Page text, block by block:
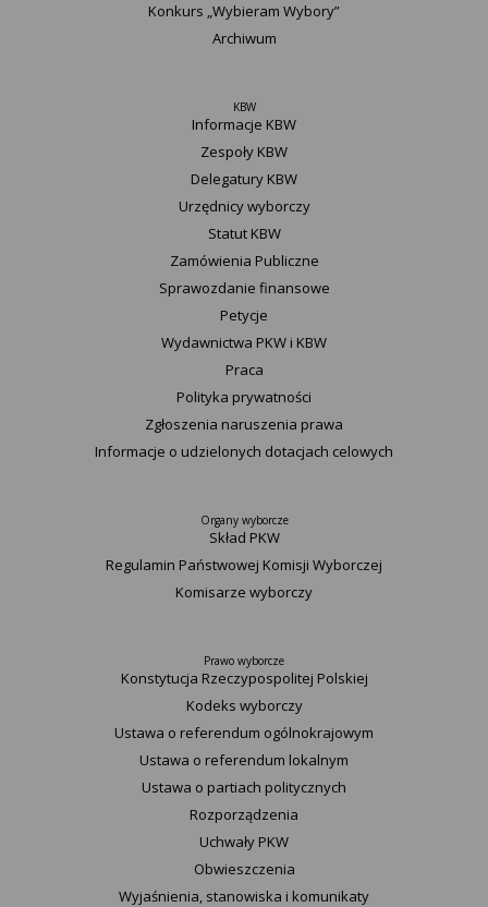
Konkurs „Wybieram Wybory”
Archiwum
KBW
Informacje KBW
Zespoły KBW
Delegatury ​KBW
Urzędnicy wyborczy
Statut K​BW
Zamówienia Publiczne
Sprawozdanie finansowe
Petycje
Wydawnictwa PKW i KBW
Praca
Polityka prywatności
Zgłoszenia naruszenia prawa
Informacje o udzielonych dotacjach celowych
Organy wyborcze
Skład PKW
Regulamin Państwowej Komisji Wyborczej
Komisarze wyborczy
Prawo wyborcze
Konstytucja Rzeczypospolitej Polskiej​
Kodeks wyborczy
Ustawa o referendum ogólnokrajowym
Ustawa o referendum lokalnym
Ustawa o partiach politycznych
Rozporządzenia
Uchwały PKW
Obwieszczenia
Wyjaśnienia, stanowiska i komunikaty